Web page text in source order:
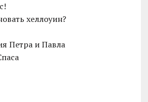
хеллоуин?
Петра и Павла